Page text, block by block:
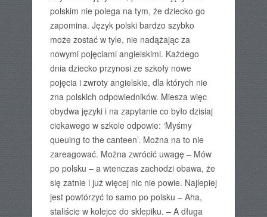
polskim nie polega na tym, że dziecko go
zapomina. Język polski bardzo szybko
może zostać w tyle, nie nadążając za
nowymi pojęciami angielskimi. Każdego
dnia dziecko przynosi ze szkoły nowe
pojęcia i zwroty angielskie, dla których nie
zna polskich odpowiedników. Miesza więc
obydwa języki i na zapytanie co było dzisiaj
ciekawego w szkole odpowie: ‘Myśmy
queuing to the canteen’. Można na to nie
zareagować. Można zwrócić uwagę – Mów
po polsku – a wtenczas zachodzi obawa, że
się zatnie i już więcej nic nie powie. Najlepiej
jest powtórzyć to samo po polsku – Aha,
staliście w kolejce do sklepiku. – A długa